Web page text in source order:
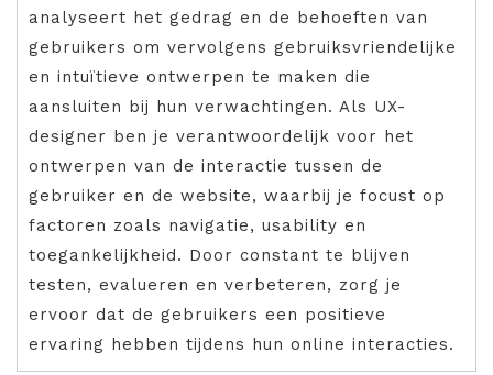
analyseert het gedrag en de behoeften van
gebruikers om vervolgens gebruiksvriendelijke
en intuïtieve ontwerpen te maken die
aansluiten bij hun verwachtingen. Als UX-
designer ben je verantwoordelijk voor het
ontwerpen van de interactie tussen de
gebruiker en de website, waarbij je focust op
factoren zoals navigatie, usability en
toegankelijkheid. Door constant te blijven
testen, evalueren en verbeteren, zorg je
ervoor dat de gebruikers een positieve
ervaring hebben tijdens hun online interacties.